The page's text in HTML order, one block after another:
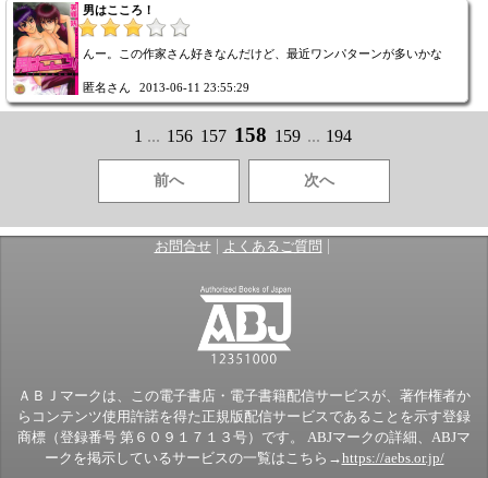
男はこころ！
んー。この作家さん好きなんだけど、最近ワンパターンが多いかな
匿名さん 2013-06-11 23:55:29
1 ... 156 157 158 159 ... 194
前へ 次へ
お問合せ| よくあるご質問
ＡＢＪマークは、この電子書店・電子書籍配信サービスが、著作権者か
らコンテンツ使用許諾を得た正規版配信サービスであることを示す登録
商標（登録番号 第６０９１７１３号）です。 ABJマークの詳細、ABJマ
ークを掲示しているサービスの一覧はこちら→https://aebs.or.jp/